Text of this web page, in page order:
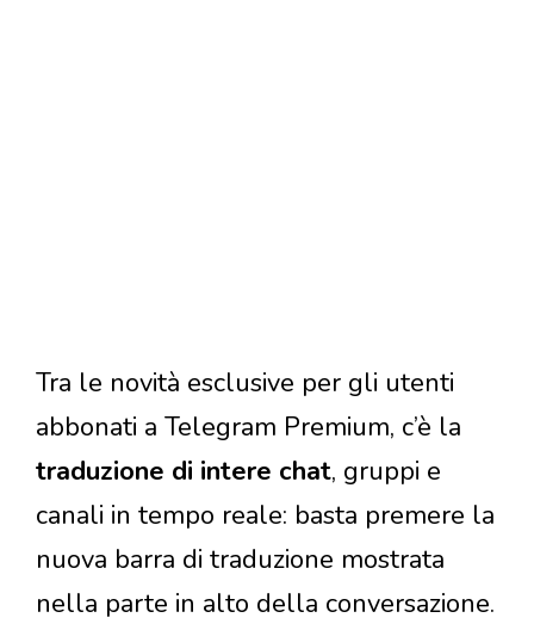
Tra le novità esclusive per gli utenti
abbonati a Telegram Premium, c’è la
traduzione di intere chat, gruppi e
canali in tempo reale: basta premere la
nuova barra di traduzione mostrata
nella parte in alto della conversazione.